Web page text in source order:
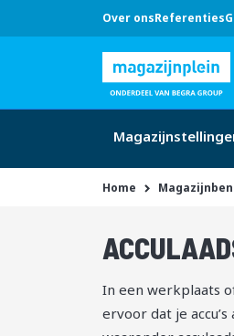
Over onsReferenties
Hulp
nodig?
Bel
0546 -
633 707
of klik
hier
Home
In een werkplaats
ervoor dat je
producten